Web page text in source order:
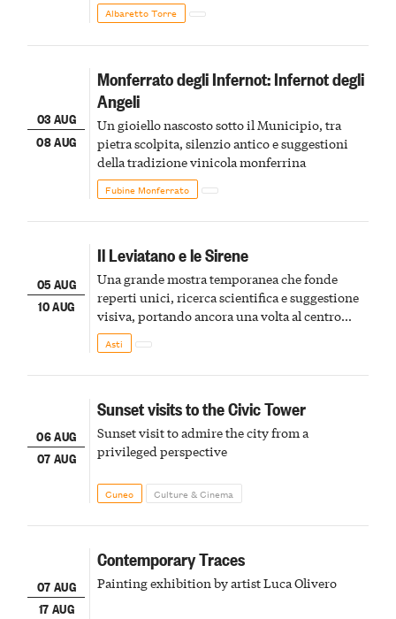
Albaretto Torre
03 AUG
08 AUG
Monferrato degli Infernot: Infernot degli
Angeli
Un gioiello nascosto sotto il Municipio, tra
pietra scolpita, silenzio antico e suggestioni
della tradizione vinicola monferrina
Fubine Monferrato
05 AUG
10 AUG
Il Leviatano e le Sirene
Una grande mostra temporanea che fonde
reperti unici, ricerca scientifica e suggestione
visiva, portando ancora una volta al centro
della scena le meraviglie del passato astigiano
Asti
06 AUG
07 AUG
Sunset visits to the Civic Tower
Sunset visit to admire the city from a
privileged perspective
Cuneo Culture & Cinema
07 AUG
17 AUG
Contemporary Traces
Painting exhibition by artist Luca Olivero